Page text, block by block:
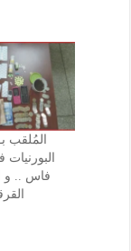
المُلقب
فاس .. و